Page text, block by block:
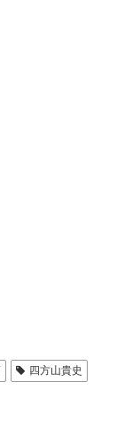
四方山貴史